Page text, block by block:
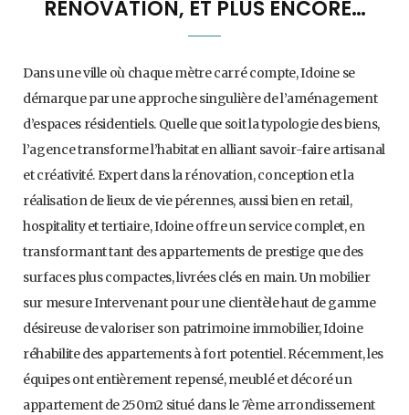
RÉNOVATION, ET PLUS ENCORE…
Dans une ville où chaque mètre carré compte, Idoine se
démarque par une approche singulière de l’aménagement
d’espaces résidentiels. Quelle que soit la typologie des biens,
l’agence transforme l’habitat en alliant savoir-faire artisanal
et créativité. Expert dans la rénovation, conception et la
réalisation de lieux de vie pérennes, aussi bien en retail,
hospitality et tertiaire, Idoine offre un service complet, en
transformant tant des appartements de prestige que des
surfaces plus compactes, livrées clés en main. Un mobilier
sur mesure Intervenant pour une clientèle haut de gamme
désireuse de valoriser son patrimoine immobilier, Idoine
réhabilite des appartements à fort potentiel. Récemment, les
équipes ont entièrement repensé, meublé et décoré un
appartement de 250m2 situé dans le 7ème arrondissement